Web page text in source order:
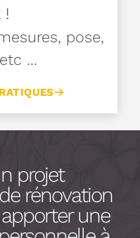
!
pose,
...
projet
rénovation
une